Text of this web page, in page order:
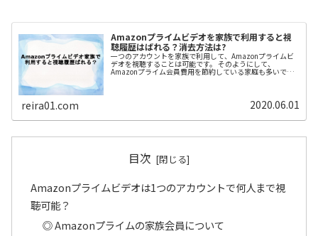
Amazonプライムビデオを家族で利用すると視
聴履歴はばれる？消去方法は?
一つのアカウントを家族で利用して、Amazonプライムビ
デオを視聴することは可能です。 そのようにして、
Amazonプライム会員費用を節約している家庭も多いでし
ばれる？」という心配について解いていきます。 どうぞご
reira01.com 2020.06.01
目次
Amazonプライムビデオは1つのアカウントで何人まで視
聴可能？
◎ Amazonプライムの家族会員について